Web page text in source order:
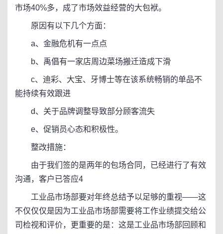
市场40%多，成了市场效益经营的大包袱。
原因有以下几个方面：
a、金融危机有一点点
b、禹倡有一家店周边菜场搬迁造成下滑
c、迪彩、大宝、牙博士等在该系统畅销的单品不
能持续有效跟进
d、关于品牌调整导致部分顾客流失
e、促销员心态和积极性。
整改措施：
由于我们签的是两年的包场合同，已经进行了有效
沟通，客户已答应4
工业品市场部要对年终总结予以足够的重视——这
不仅仅仅是因为工业品市场部需要将工作业绩提交给公
司检视和评价，更重要的是：这是工业品市场部回顾和